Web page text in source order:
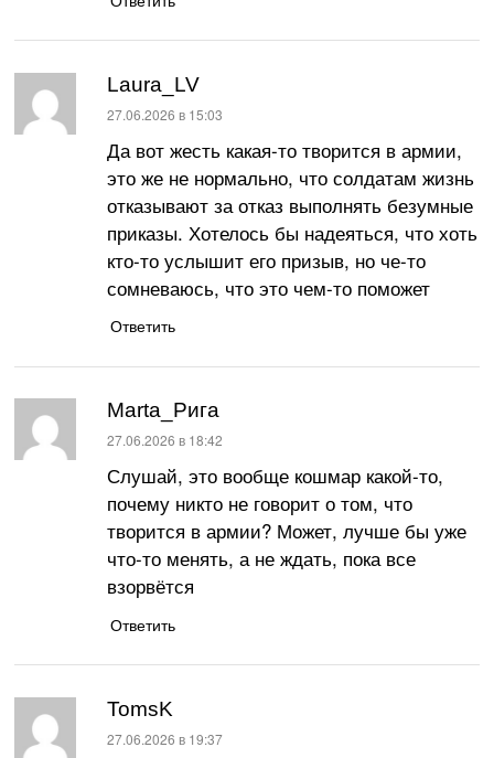
Laura_LV
:
27.06.2026 в 15:03
Да вот жесть какая-то творится в армии,
это же не нормально, что солдатам жизнь
отказывают за отказ выполнять безумные
приказы. Хотелось бы надеяться, что хоть
кто-то услышит его призыв, но че-то
сомневаюсь, что это чем-то поможет
Ответить
Marta_Рига
:
27.06.2026 в 18:42
Слушай, это вообще кошмар какой-то,
почему никто не говорит о том, что
творится в армии? Может, лучше бы уже
что-то менять, а не ждать, пока все
взорвётся
Ответить
TomsK
:
27.06.2026 в 19:37